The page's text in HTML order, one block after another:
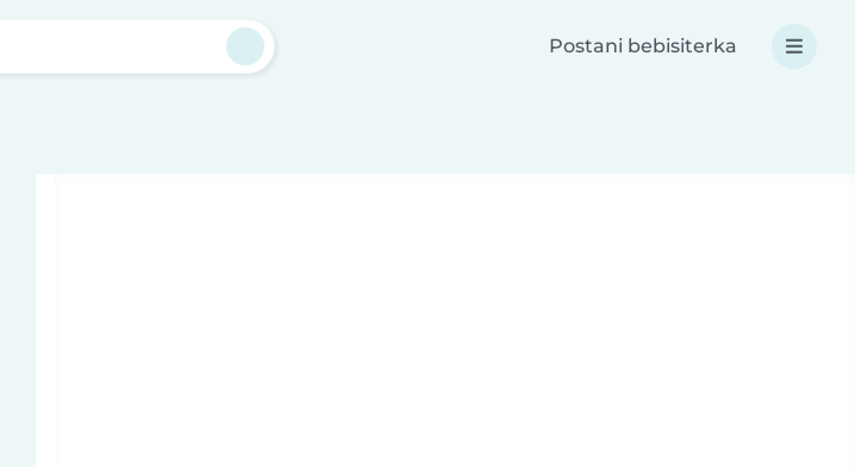
Postani bebisiterka